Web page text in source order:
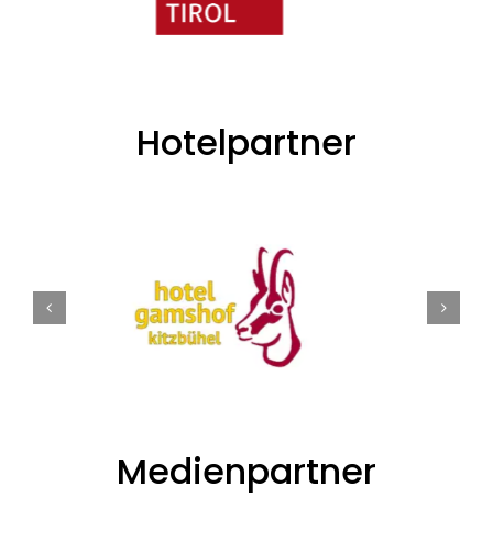
Hotelpartner
Medienpartner